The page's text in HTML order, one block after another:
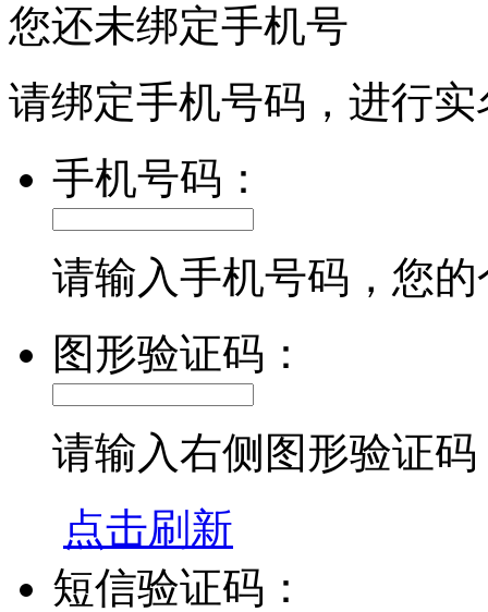
您还未绑定手机号
请绑定手机号码，进行
手机号码：
请输入手机号码，您
图形验证码：
请输入右侧图形验证码
点击刷新
短信验证码：